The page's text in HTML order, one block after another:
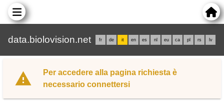
data.biolovision.net fr de it en es nl eu ca pl rs lv
Per accedere alla pagina richiesta è
necessario connettersi